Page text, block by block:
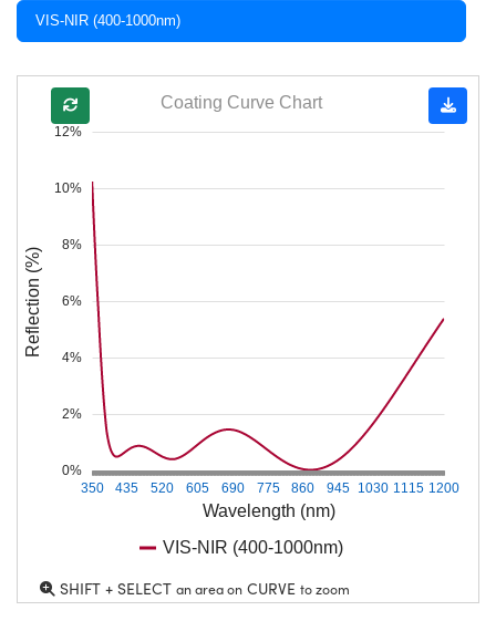
VIS-NIR (400-1000nm)
Wavelength (nm)
350 435 520 605 690 775 860 945 1030 1115 1200
0%
2%
4%
6%
8%
10%
12%
Reflection (%)
Coating Curve Chart
VIS-NIR (400-1000nm)
SHIFT + SELECT an area on CURVE to zoom